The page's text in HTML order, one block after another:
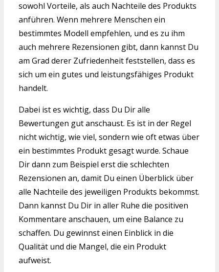
sowohl Vorteile, als auch Nachteile des Produkts
anführen. Wenn mehrere Menschen ein
bestimmtes Modell empfehlen, und es zu ihm
auch mehrere Rezensionen gibt, dann kannst Du
am Grad derer Zufriedenheit feststellen, dass es
sich um ein gutes und leistungsfähiges Produkt
handelt.
Dabei ist es wichtig, dass Du Dir alle
Bewertungen gut anschaust. Es ist in der Regel
nicht wichtig, wie viel, sondern wie oft etwas über
ein bestimmtes Produkt gesagt wurde. Schaue
Dir dann zum Beispiel erst die schlechten
Rezensionen an, damit Du einen Überblick über
alle Nachteile des jeweiligen Produkts bekommst.
Dann kannst Du Dir in aller Ruhe die positiven
Kommentare anschauen, um eine Balance zu
schaffen. Du gewinnst einen Einblick in die
Qualität und die Mangel, die ein Produkt
aufweist.